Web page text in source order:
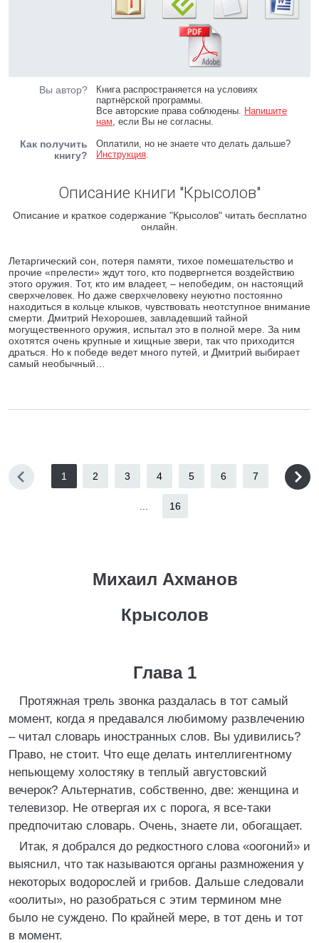
Вы автор?
Книга распространяется на условиях
партнёрской программы.
Все авторские права соблюдены. Напишите
нам, если Вы не согласны.
Как получить
книгу?
Оплатили, но не знаете что делать дальше?
Инструкция.
Описание книги "Крысолов"
Описание и краткое содержание "Крысолов" читать бесплатно
онлайн.
Летаргический сон, потеря памяти, тихое помешательство и
прочие «прелести» ждут того, кто подвергнется воздействию
этого оружия. Тот, кто им владеет, – непобедим, он настоящий
сверхчеловек. Но даже сверхчеловеку неуютно постоянно
находиться в кольце клыков, чувствовать неотступное внимание
смерти. Дмитрий Нехорошев, завладевший тайной
могущественного оружия, испытал это в полной мере. За ним
охотятся очень крупные и хищные звери, так что приходится
драться. Но к победе ведет много путей, и Дмитрий выбирает
самый необычный…
1 2 3 4 5 6 7
16
Михаил Ахманов
Крысолов
Глава 1
Протяжная трель звонка раздалась в тот самый
момент, когда я предавался любимому развлечению
– читал словарь иностранных слов. Вы удивились?
Право, не стоит. Что еще делать интеллигентному
непьющему холостяку в теплый августовский
вечерок? Альтернатив, собственно, две: женщина и
телевизор. Не отвергая их с порога, я все-таки
предпочитаю словарь. Очень, знаете ли, обогащает.
Итак, я добрался до редкостного слова «оогоний» и
выяснил, что так называются органы размножения у
некоторых водорослей и грибов. Дальше следовали
«оолиты», но разобраться с этим термином мне
было не суждено. По крайней мере, в тот день и тот
в момент.